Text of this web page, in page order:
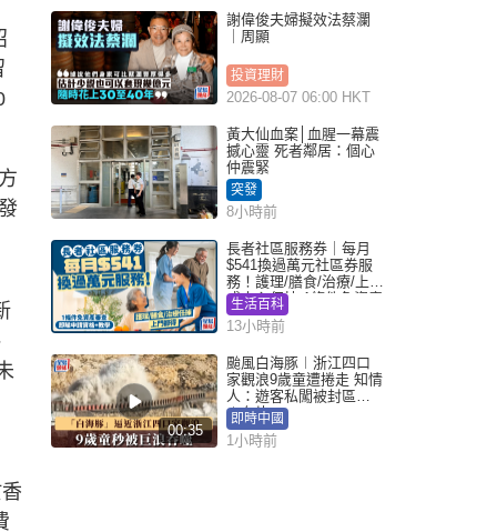
謝偉俊夫婦擬效法蔡瀾
｜周顯
投資理財
2026-08-07 06:00 HKT
黃大仙血案│血腥一幕震
撼心靈 死者鄰居：個心
仲震緊
突發
8小時前
長者社區服務券｜每月
$541換過萬元社區券服
務！護理/膳食/治療/上門
或中心任揀 1條件免資產
審查（附申請資格及教
學）
生活百科
13小時前
00:35
颱風白海豚︱浙江四口
家觀浪9歲童遭捲走 知情
人：遊客私闖被封區域
︱有片
即時中國
1小時前